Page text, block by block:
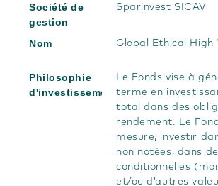
Société de
gestion
Sparinvest SICAV
Nom Global Ethical High
Philosophie
d'investissement
Le Fonds vise à
terme en
total dans des
rendement. Le
mesure, investir
non notées, dans
conditionnelles
et/ou d’autres